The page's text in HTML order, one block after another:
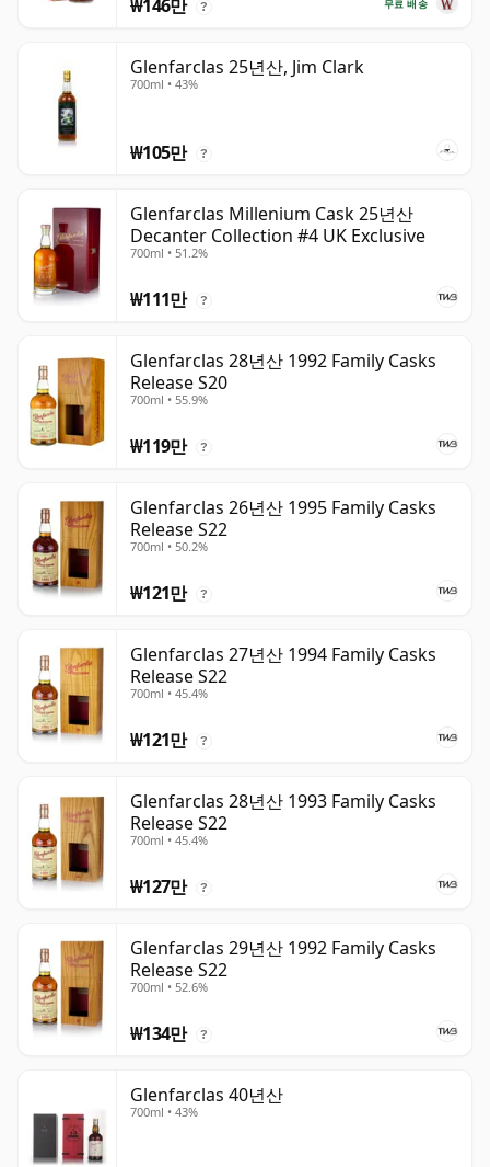
무료 배송
₩146만 ?
Glenfarclas 25년산, Jim Clark
700ml • 43%
₩105만 ?
Glenfarclas Millenium Cask 25년산
Decanter Collection #4 UK Exclusive
700ml • 51.2%
₩111만 ?
Glenfarclas 28년산 1992 Family Casks
Release S20
700ml • 55.9%
₩119만 ?
Glenfarclas 26년산 1995 Family Casks
Release S22
700ml • 50.2%
₩121만 ?
Glenfarclas 27년산 1994 Family Casks
Release S22
700ml • 45.4%
₩121만 ?
Glenfarclas 28년산 1993 Family Casks
Release S22
700ml • 45.4%
₩127만 ?
Glenfarclas 29년산 1992 Family Casks
Release S22
700ml • 52.6%
₩134만 ?
Glenfarclas 40년산
700ml • 43%